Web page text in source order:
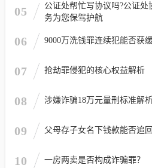
05
公证处帮忙写协议吗?公证
务为您保驾护航
06 9000万洗钱罪连续犯能否获
07 抢劫罪侵犯的核心权益解析
08 涉嫌诈骗18万元量刑标准解
09 父母存子女名下钱款能否追回
10 一房两卖是否构成诈骗罪？